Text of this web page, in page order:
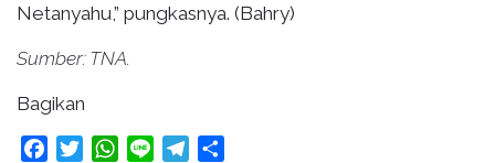
Netanyahu,” pungkasnya. (Bahry)
Sumber: TNA.
Bagikan
FacebookTwitterWhatsApp
Line Telegram